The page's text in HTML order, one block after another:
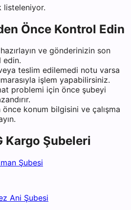
listeleniyor.
Önce Kontrol Edin
ve gönderinizin son
edin.
teslim edilemedi notu varsa
işlem yapabilirsiniz.
problemi için önce şubeyi
konum bilgisini ve çalışma
Kargo Şubeleri
Şubesi
Ani Şubesi